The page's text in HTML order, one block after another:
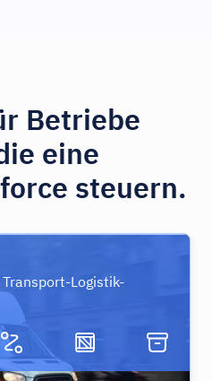
Betriebe
eine
steuern.
Logistik-